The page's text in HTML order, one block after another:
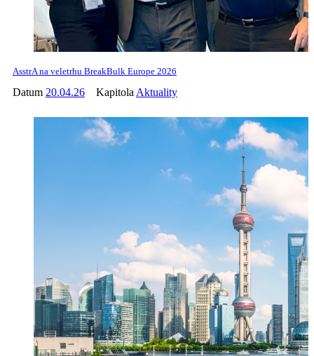
AsstrA na veletrhu BreakBulk Europe 2026
Datum 20.04.26 Kapitola Aktuality